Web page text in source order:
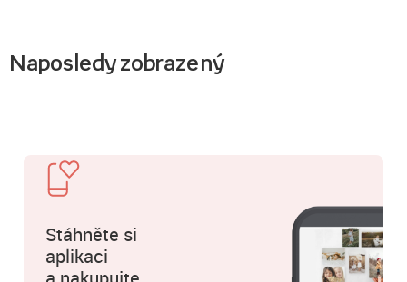
Naposledy zobrazený
Stáhněte si
aplikaci